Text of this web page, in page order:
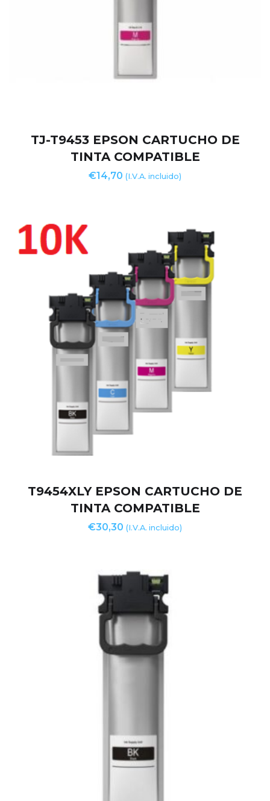
TJ-T9453 EPSON CARTUCHO DE
TINTA COMPATIBLE
€14,70 (I.V.A. incluido)
T9454XLY EPSON CARTUCHO DE
TINTA COMPATIBLE
€30,30 (I.V.A. incluido)